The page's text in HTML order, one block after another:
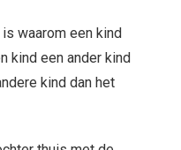
waarom een kind
kind een ander kind
kind dan het